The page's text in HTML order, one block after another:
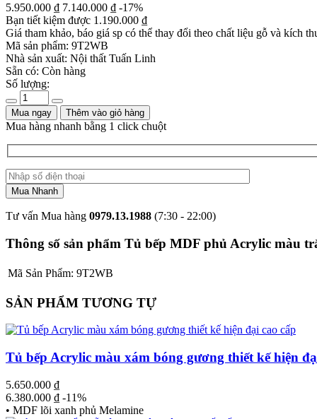
5.950.000 ₫ 7.140.000 ₫ -17%
Bạn tiết kiệm được 1.190.000 ₫
Giá tham khảo, báo giá sp có thể thay đổi theo chất liệu gỗ và kích
Mã sản phẩm: 9T2WB
Nhà sản xuất: Nội thất Tuấn Linh
Sẵn có: Còn hàng
Số lượng:
Mua ngay Thêm vào giỏ hàng
Mua hàng nhanh bằng 1 click chuột
Tư vấn Mua hàng 0979.13.1988 (7:30 - 22:00)
Thông số sản phẩm Tủ bếp MDF phủ Acrylic màu
Mã Sản Phẩm: 9T2WB
SẢN PHẨM TƯƠNG TỰ
Tủ bếp Acrylic màu xám bóng gương thiết kế hiện
5.650.000 ₫
6.380.000 ₫ -11%
• MDF lõi xanh phủ Melamine